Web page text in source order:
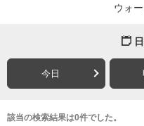
ウォ
今日
該当の検索結果は0件でした。